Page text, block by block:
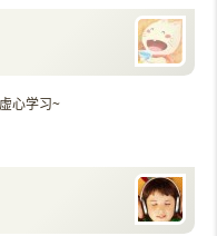
心学习~